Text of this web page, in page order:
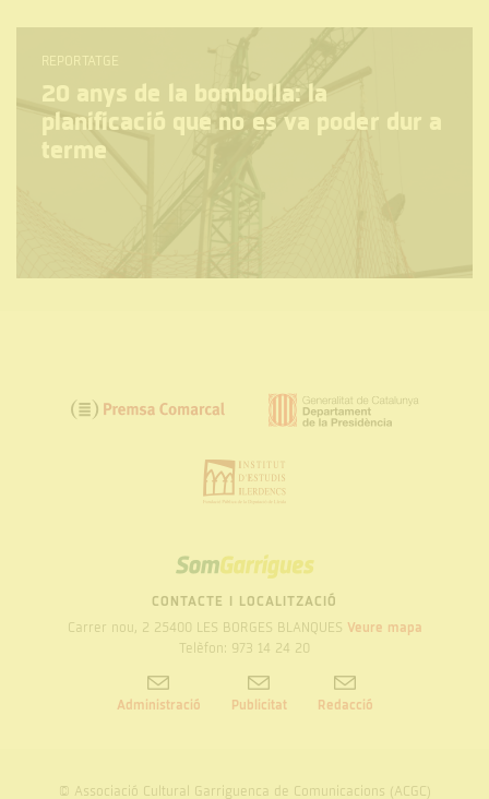
REPORTATGE
20 anys de la bombolla: la
planificació que no es va poder dur a
terme
SOM
GARRIGUES
CONTACTE I LOCALITZACIÓ
Carrer nou, 2 25400 LES BORGES BLANQUES Veure mapa
Telèfon: 973 14 24 20
Administració Publicitat Redacció
© Associació Cultural Garriguenca de Comunicacions (ACGC)